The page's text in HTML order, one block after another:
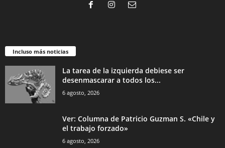
Incluso más noticias
La tarea de la izquierda debiese ser
desenmascarar a todos los...
6 agosto, 2026
Ver: Columna de Patricio Guzman S. «Chile y
el trabajo forzado»
6 agosto, 2026